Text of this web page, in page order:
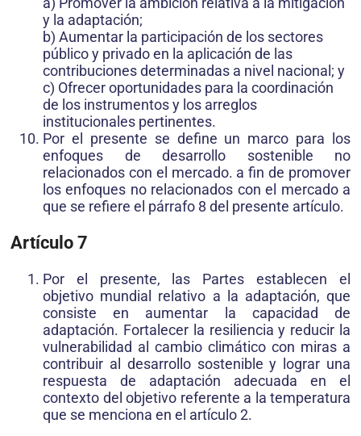
y la adaptación;
b) Aumentar la participación de los sectores
público y privado en la aplicación de las
contribuciones determinadas a nivel nacional; y
c) Ofrecer oportunidades para la coordinación
de los instrumentos y los arreglos
institucionales pertinentes.
Por el presente se define un marco para los
enfoques de desarrollo sostenible no
relacionados con el mercado. a fin de promover
los enfoques no relacionados con el mercado a
que se refiere el párrafo 8 del presente artículo.
Artículo 7
Por el presente, las Partes establecen el
objetivo mundial relativo a la adaptación, que
consiste en aumentar la capacidad de
adaptación. Fortalecer la resiliencia y reducir la
vulnerabilidad al cambio climático con miras a
contribuir al desarrollo sostenible y lograr una
respuesta de adaptación adecuada en el
contexto del objetivo referente a la temperatura
que se menciona en el artículo 2.